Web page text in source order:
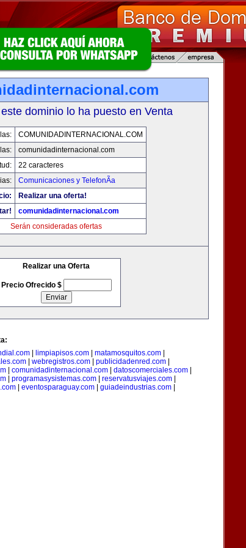
dominio lo ha puesto en Venta
COMUNIDADINTERNACIONAL.COM
comunidadinternacional.com
22 caracteres
Comunicaciones y TelefonÃ­a
Realizar una oferta!
comunidadinternacional.com
Serán consideradas ofertas
Realizar una Oferta
Precio Ofrecido $
| limpiapisos.com| matamosquitos.com|
| webregistros.com| publicidadenred.com|
comunidadinternacional.com datoscomerciales.com
programasysistemas.com reservatusviajes.com
| eventosparaguay.com| guiadeindustrias.com|